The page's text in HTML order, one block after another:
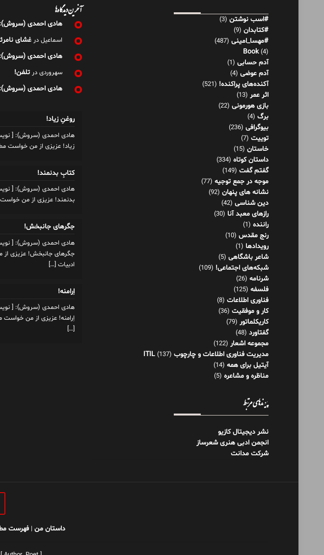
#اسب نوشتن (3)
#کتابدان (9)
#مهسا_امینی (487)
Book(4)
آدم حسابی (1)
آدم عوضی (4)
آکنده‌های پراکنده! (521)
اثر عمر (13)
بازی هورمونی (22)
برگ (4)
بیوگرافی (236)
توییت (7)
خاستان (15)
داستان کوتاه (334)
گفتم گفت (149)
موجه در جمع توجیه (77)
نشانه های پنهان (92)
دین شناسی (42)
رازهای معبد آنا (30)
راننده (1)
رنج مقدس (10)
رویدادها (1)
شاعر باشگاهی (5)
شبکه‌های اجتماعی! (109)
شرنامه (26)
فلسفه (125)
فناوری اطلاعات (8)
کار و موفقیت (36)
کاریکلماتور (79)
گفتاورد (48)
مجموعه اشعار (122)
مدیریت فناوری اطلاعات و چارچوب ITIL (137)
آیتیل برای همه (14)
مناظره و مشاعره (5)
پیوندهای مرتبط
نشر دیجیتال کازیو
انجمن ادبی هنری شعرساز
شرکت مدانت
آخرین دیدگاه‌ها
هادی احمدی (سروش):
اسماعیل درغشای
هادی احمدی (سروش):
سهروردی درتلفن!
هادی احمدی (سروش):
روغنِ زیاد!
زیاد! عزیزی از من خواست
کتابِ بدنمند!
بدنمند! عزیزی از من
جگرهای جانبخش!
جگرهای جانبخش! عزیزی
ادبیات […]
اِرامنه!
اِرامنه! عزیزی از من
[…]
داستان من |فهرست